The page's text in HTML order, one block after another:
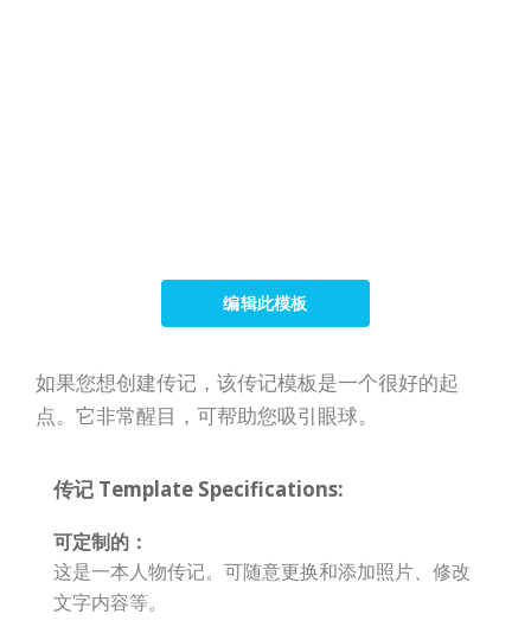
编辑此模板
如果您想创建传记，该传记模板是一个很好的起
点。它非常醒目，可帮助您吸引眼球。
传记 Template Specifications:
可定制的：
这是一本人物传记。可随意更换和添加照片、修改
文字内容等。